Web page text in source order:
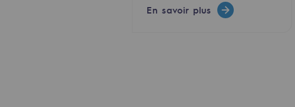
2050 : un monde d’énergies
En savoir plus